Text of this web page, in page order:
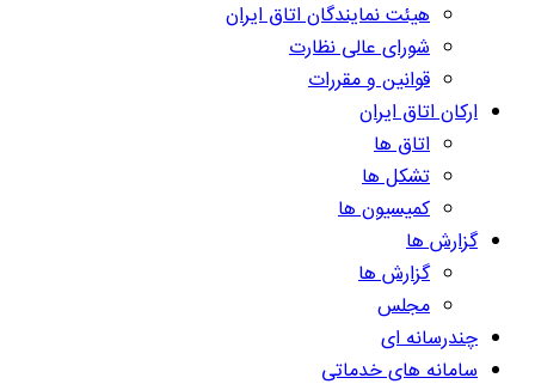
هیئت نمایندگان اتاق ایران
شورای عالی نظارت
قوانین و مقررات
ارکان اتاق ایران
اتاق ها
تشکل ها
کمیسیون ها
گزارش ها
گزارش ها
مجلس
چندرسانه ای
سامانه های خدماتی